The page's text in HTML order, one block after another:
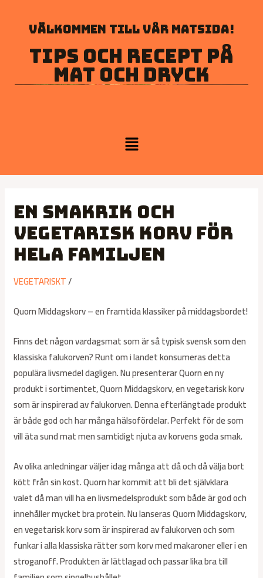
Välkommen till vår matsida!
Tips och recept på
mat och dryck
En smakrik och
vegetarisk korv för
hela familjen
VEGETARISKT/
Quorn Middagskorv – en framtida klassiker på middagsbordet!
Finns det någon vardagsmat som är så typisk svensk som den
klassiska falukorven? Runt om i landet konsumeras detta
populära livsmedel dagligen. Nu presenterar Quorn en ny
produkt i sortimentet, Quorn Middagskorv, en vegetarisk korv
som är inspirerad av falukorven. Denna efterlängtade produkt
är både god och har många hälsofördelar. Perfekt för de som
vill äta sund mat men samtidigt njuta av korvens goda smak.
Av olika anledningar väljer idag många att då och då välja bort
kött från sin kost. Quorn har kommit att bli det självklara
valet då man vill ha en livsmedelsprodukt som både är god och
innehåller mycket bra protein. Nu lanseras Quorn Middagskorv,
en vegetarisk korv som är inspirerad av falukorven och som
funkar i alla klassiska rätter som korv med makaroner eller i en
stroganoff. Produkten är lättlagad och passar lika bra till